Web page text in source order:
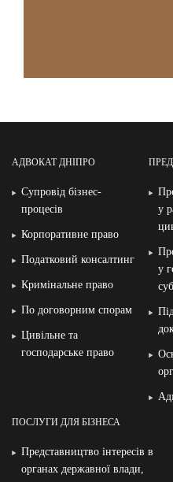
АДВОКАТ ДНІПРО
Супровід бізнес-
процесів
Корпоративне право
Податковий консалтинг
Кримінальне право
По договорним спорам
Цивільне та
господарське право
у
у
ПОСЛУГИ ДЛЯ БІЗНЕСА
Представництво інтересів в
органах державної влади,